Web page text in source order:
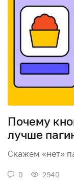
Почему
лучше
Скажем «нет»
0 2940